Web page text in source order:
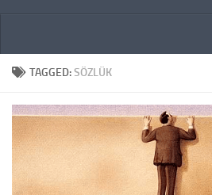
TAGGED:SÖZLÜK